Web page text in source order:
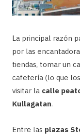
La principal razón
por las
tiendas, tomar un
cafetería (lo que
visitar la calle
Kullagatan.
Entre las plazas